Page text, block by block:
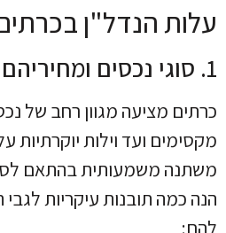
עלות הנדל"ן
1. סוגי נכסים ומחיריהם
כרתים מציעה מגוון רחב של
מקסימים ועד וילות יוקרתיות
משתנה משמעותית בהתאם
הנה כמה תובנות עיקריות
להם: